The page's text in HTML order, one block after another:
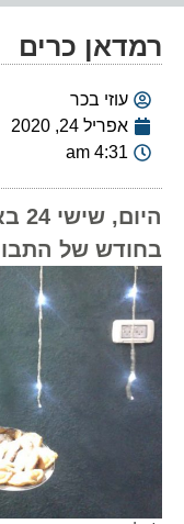
רמדאן כרים
עוזי בכר
אפריל 24, 2020
4:31 am
היום,
בחודש של